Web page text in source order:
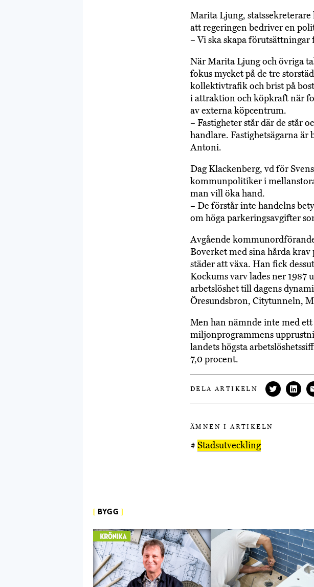
Marita Ljung,
att regeringen bedriver en
– Vi ska skapa
När Marita Ljung och övriga
fokus mycket på de tre
kollektivtrafik och brist på
i attraktion och köpkraft när
av externa köpcentrum.
– Fastigheter står där de står
handlare. Fastighetsägarna är
Antoni.
Dag Klackenberg, vd för
kommunpolitiker i
man vill öka hand.
– De förstår inte handelns
om höga parkeringsavgifter
Avgående
Boverket med sina hårda
städer att växa. Han fick
Kockums varv lades ner 1987
arbetslöshet till dagens
Öresundsbron, Citytunneln,
Men han nämnde inte med
miljonprogrammens
landets högsta
7,0 procent.
DELA ARTIKELN
ÄMNEN I ARTIKELN
# Stadsutveckling
BYGG